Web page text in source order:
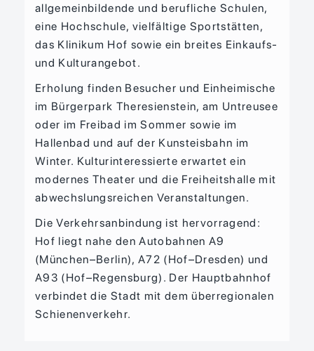
allgemeinbildende und berufliche Schulen,
eine Hochschule, vielfältige Sportstätten,
das Klinikum Hof sowie ein breites Einkaufs-
und Kulturangebot.
Erholung finden Besucher und Einheimische
im Bürgerpark Theresienstein, am Untreusee
oder im Freibad im Sommer sowie im
Hallenbad und auf der Kunsteisbahn im
Winter. Kulturinteressierte erwartet ein
modernes Theater und die Freiheitshalle mit
abwechslungsreichen Veranstaltungen.
Die Verkehrsanbindung ist hervorragend:
Hof liegt nahe den Autobahnen A9
(München–Berlin), A72 (Hof–Dresden) und
A93 (Hof–Regensburg). Der Hauptbahnhof
verbindet die Stadt mit dem überregionalen
Schienenverkehr.